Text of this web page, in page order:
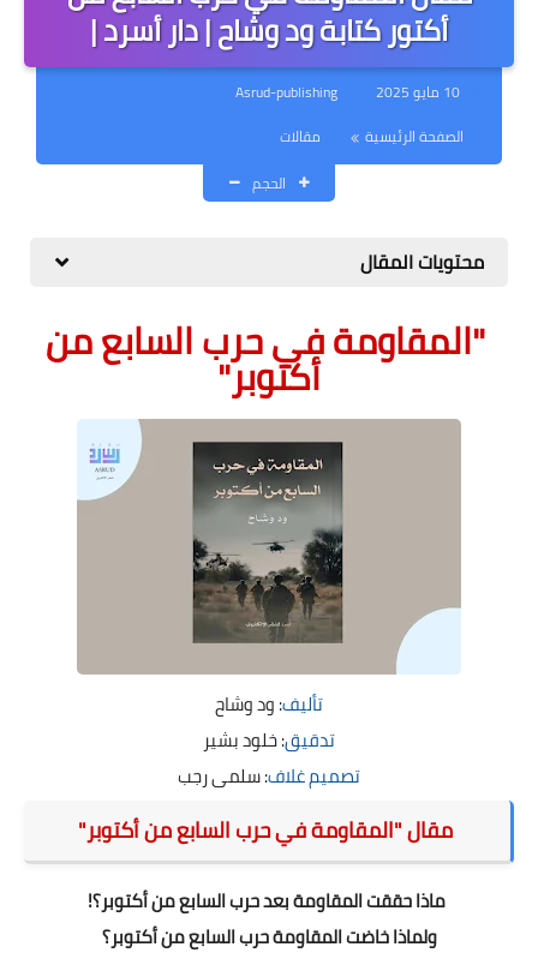
مقالات
كتب
الكتابة
أكتور كتابة ود وشاح | دار أسرد |
10 مايو 2025
Asrud-publishing
الصفحة الرئيسية
مقالات
الحجم
محتويات المقال
"المقاومة في حرب السابع من
أكتوبر"
تأليف: ود وشاح
تدقيق: خلود بشير
تصميم غلاف: سلمى رجب
مقال "المقاومة في حرب السابع من أكتوبر"
ماذا حققت المقاومة بعد حرب السابع من أكتوبر؟!
ولماذا خاضت المقاومة حرب السابع من أكتوبر؟